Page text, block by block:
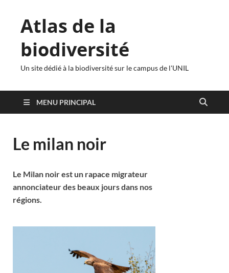
Atlas de la
biodiversité
Un site dédié à la biodiversité sur le campus de l'UNIL
MENU PRINCIPAL
Le milan noir
Le Milan noir est un rapace migrateur
annonciateur des beaux jours dans nos
régions.